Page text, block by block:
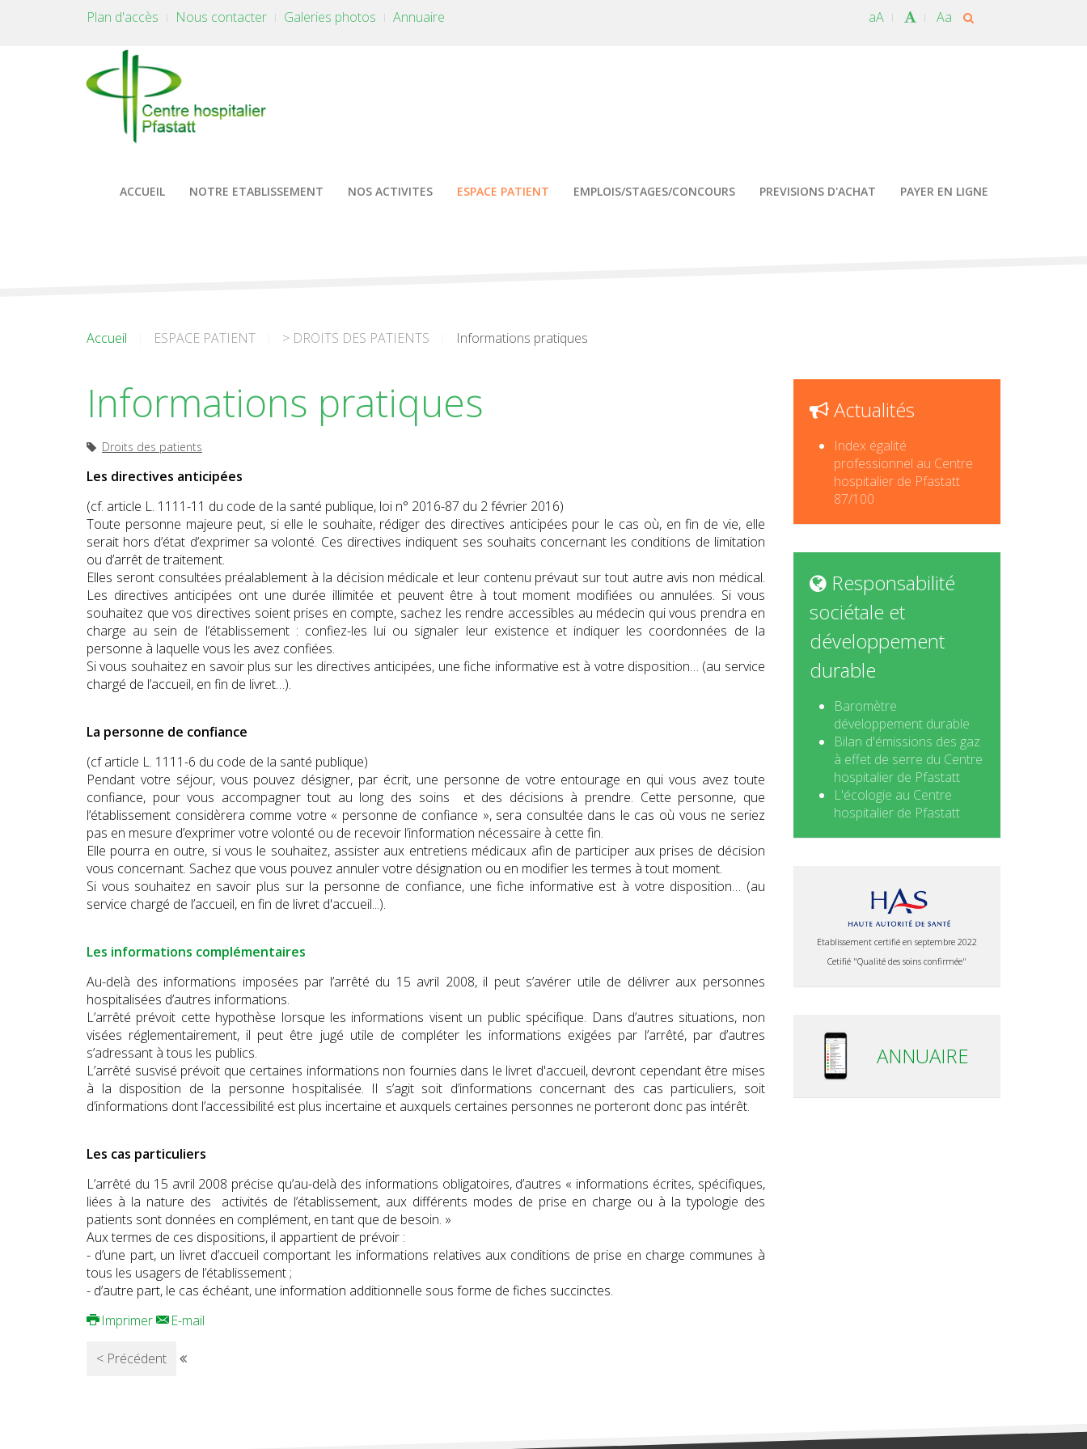
Plan d'accès Nous contacter Galeries photos Annuaire aA Aa
ACCUEIL NOTRE ETABLISSEMENT NOS ACTIVITES ESPACE PATIENT EMPLOIS/STAGES/CONCOURS PREVISIONS D'ACHAT PAYER EN LIGNE
Accueil ESPACE PATIENT > DROITS DES PATIENTS Informations pratiques
Informations pratiques
Droits des patients
Les directives anticipées
(cf. article L. 1111-11 du code de la santé publique, loi n° 2016-87 du 2 février 2016)
Toute personne majeure peut, si elle le souhaite, rédiger des directives anticipées pour le cas où, en fin de vie, elle
serait hors d’état d’exprimer sa volonté. Ces directives indiquent ses souhaits concernant les conditions de limitation
ou d’arrêt de traitement.
Elles seront consultées préalablement à la décision médicale et leur contenu prévaut sur tout autre avis non médical.
Les directives anticipées ont une durée illimitée et peuvent être à tout moment modifiées ou annulées. Si vous
souhaitez que vos directives soient prises en compte, sachez les rendre accessibles au médecin qui vous prendra en
charge au sein de l’établissement : confiez-les lui ou signaler leur existence et indiquer les coordonnées de la
personne à laquelle vous les avez confiées.
Si vous souhaitez en savoir plus sur les directives anticipées, une fiche informative est à votre disposition… (au service
chargé de l’accueil, en fin de livret…).
La personne de confiance
(cf article L. 1111-6 du code de la santé publique)
Pendant votre séjour, vous pouvez désigner, par écrit, une personne de votre entourage en qui vous avez toute
confiance, pour vous accompagner tout au long des soins et des décisions à prendre. Cette personne, que
l’établissement considèrera comme votre « personne de confiance », sera consultée dans le cas où vous ne seriez
pas en mesure d’exprimer votre volonté ou de recevoir l’information nécessaire à cette fin.
Elle pourra en outre, si vous le souhaitez, assister aux entretiens médicaux afin de participer aux prises de décision
vous concernant. Sachez que vous pouvez annuler votre désignation ou en modifier les termes à tout moment.
Si vous souhaitez en savoir plus sur la personne de confiance, une fiche informative est à votre disposition… (au
service chargé de l’accueil, en fin de livret d'accueil...).
Les informations complémentaires
Au-delà des informations imposées par l’arrêté du 15 avril 2008, il peut s’avérer utile de délivrer aux personnes
hospitalisées d’autres informations.
L’arrêté prévoit cette hypothèse lorsque les informations visent un public spécifique. Dans d’autres situations, non
visées réglementairement, il peut être jugé utile de compléter les informations exigées par l’arrêté, par d’autres
s’adressant à tous les publics.
L’arrêté susvisé prévoit que certaines informations non fournies dans le livret d'accueil, devront cependant être mises
à la disposition de la personne hospitalisée. Il s’agit soit d’informations concernant des cas particuliers, soit
d’informations dont l’accessibilité est plus incertaine et auxquels certaines personnes ne porteront donc pas intérêt.
Les cas particuliers
L’arrêté du 15 avril 2008 précise qu’au-delà des informations obligatoires, d’autres « informations écrites, spécifiques,
liées à la nature des activités de l’établissement, aux différents modes de prise en charge ou à la typologie des
patients sont données en complément, en tant que de besoin. »
Aux termes de ces dispositions, il appartient de prévoir :
- d’une part, un livret d’accueil comportant les informations relatives aux conditions de prise en charge communes à
tous les usagers de l’établissement ;
- d’autre part, le cas échéant, une information additionnelle sous forme de fiches succinctes.
Imprimer
E-mail
< Précédent
Actualités
Index égalité
professionnel au Centre
hospitalier de Pfastatt
87/100
Responsabilité
sociétale et
développement
durable
Baromètre
développement durable
Bilan d'émissions des gaz
à effet de serre du Centre
hospitalier de Pfastatt
L'écologie au Centre
hospitalier de Pfastatt
Etablissement certifié en septembre 2022
Cetifié "Qualité des soins confirmée"
ANNUAIRE